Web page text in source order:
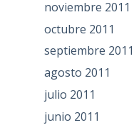
noviembre 2011
octubre 2011
septiembre 2011
agosto 2011
julio 2011
junio 2011